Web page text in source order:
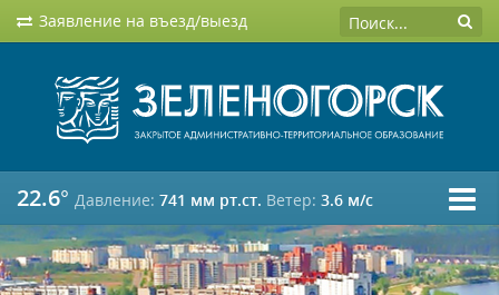
Заявление на въезд/выезд
22.6° Давление: 741 мм рт.ст. Ветер: 3.6 м/c